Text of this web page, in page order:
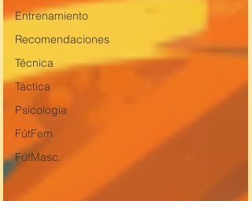
Entrenamiento
Recomendaciones
Técnica
Táctica
Psicología
FútFem
FútMasc.